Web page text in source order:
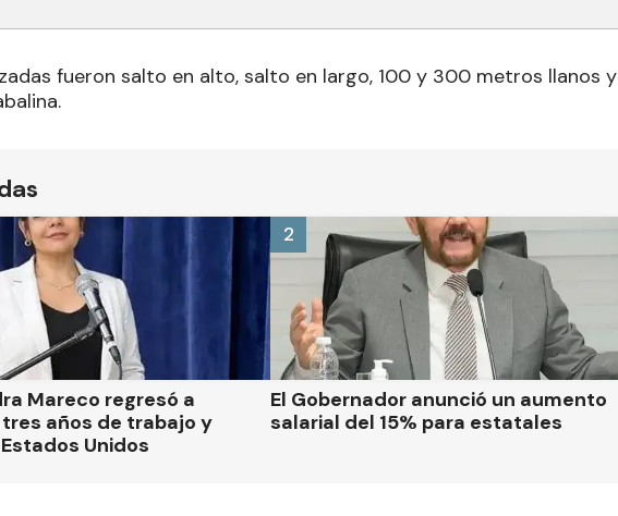
fueron salto en alto, salto en largo, 100 y 300 metros llanos y
Mareco regresó a
años de trabajo y
Unidos
El Gobernador anunció un aumento
salarial del 15% para estatales
2